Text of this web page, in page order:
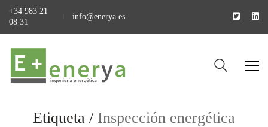
+34 983 21
08 31
info@enerya.es
Etiqueta / Inspección energética